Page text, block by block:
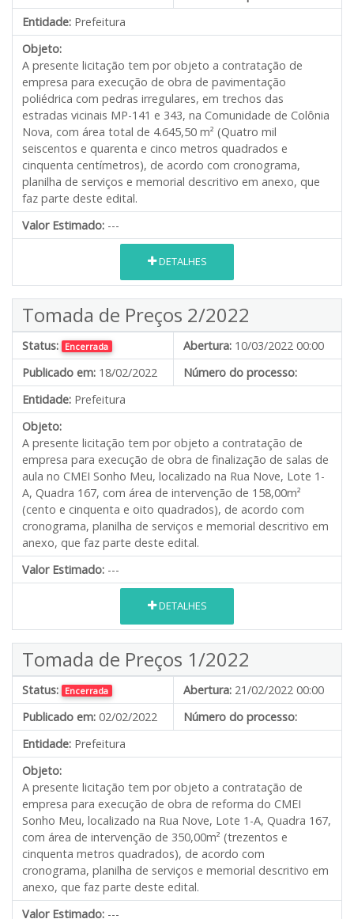
Entidade: Prefeitura
Objeto:
A presente licitação tem por objeto a contratação de
empresa para execução de obra de pavimentação
poliédrica com pedras irregulares, em trechos das
estradas vicinais MP-141 e 343, na Comunidade de Colônia
Nova, com área total de 4.645,50 m² (Quatro mil
seiscentos e quarenta e cinco metros quadrados e
cinquenta centímetros), de acordo com cronograma,
planilha de serviços e memorial descritivo em anexo, que
faz parte deste edital.
Valor Estimado: ---
DETALHES
Tomada de Preços 2/2022
Status: Encerrada Abertura: 10/03/2022 00:00
Publicado em: 18/02/2022
Número do processo:
Entidade: Prefeitura
Objeto:
A presente licitação tem por objeto a contratação de
empresa para execução de obra de finalização de salas de
aula no CMEI Sonho Meu, localizado na Rua Nove, Lote 1-
A, Quadra 167, com área de intervenção de 158,00m²
(cento e cinquenta e oito quadrados), de acordo com
cronograma, planilha de serviços e memorial descritivo em
anexo, que faz parte deste edital.
Valor Estimado: ---
DETALHES
Tomada de Preços 1/2022
Status: Encerrada Abertura: 21/02/2022 00:00
Publicado em: 02/02/2022
Número do processo:
Entidade: Prefeitura
Objeto:
A presente licitação tem por objeto a contratação de
empresa para execução de obra de reforma do CMEI
Sonho Meu, localizado na Rua Nove, Lote 1-A, Quadra 167,
com área de intervenção de 350,00m² (trezentos e
cinquenta metros quadrados), de acordo com
cronograma, planilha de serviços e memorial descritivo em
anexo, que faz parte deste edital.
Valor Estimado: ---